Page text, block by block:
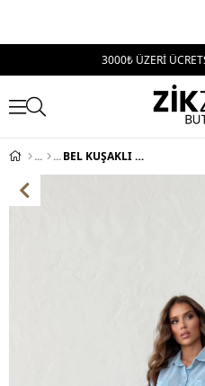
3000₺ ÜZERİ
BEL KUŞAKLI DÜĞME DETAY BLUZ VE PANTOLONLU KETEN İKİLİ TAKIM MAVİ